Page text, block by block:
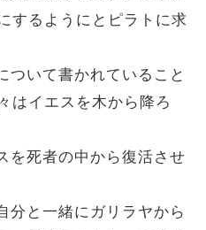
するようにとピラトに求
ついて書かれていること
はイエスを木から降ろ
を死者の中から復活させ
分と一緒にガリラヤから